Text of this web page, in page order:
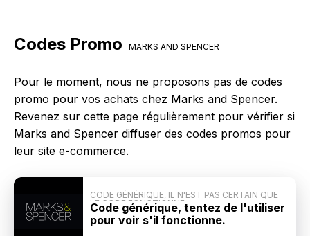
Codes Promo MARKS AND SPENCER
Pour le moment, nous ne proposons pas de codes
promo pour vos achats chez Marks and Spencer.
Revenez sur cette page régulièrement pour vérifier si
Marks and Spencer diffuser des codes promos pour
leur site e-commerce.
CODE GÉNÉRIQUE, IL N'EST PAS CERTAIN QUE
LE CODE FONCTIONNE
Code générique, tentez de l'utiliser
pour voir s'il fonctionne.